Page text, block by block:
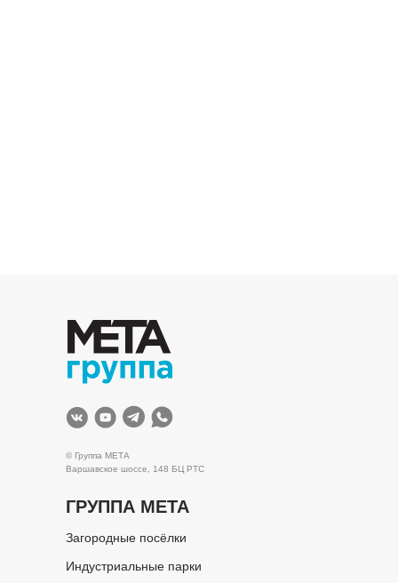
© Группа МЕТА
Варшавское шоссе, 148 БЦ РТС
ГРУППА МЕТА
Загородные посёлки
Индустриальные парки